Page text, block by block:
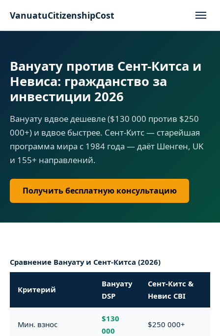
VanuatuCitizenshipCost
Вануату против Сент-Китса и
Невиса: гражданство за
инвестиции 2026
Вануату вдвое дешевле ($130 000 против $250
000+) и вдвое быстрее. Сент-Китс — старейшая
программа мира с 1984 года — даёт Шенген, UK
и 155+ направлений.
Получить бесплатную консультацию
Сравнение Вануату и Сент-Китса (2026)
Критерий
Вануату
DSP
Сент-Китс &
Невис CBI
Мин. взнос
$130
000
$250 000+